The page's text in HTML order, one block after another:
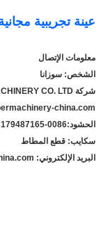
عينة تجريبية
معلومات الإتصال
الشخص: سوزانا
شركة INTER-CHINA RUBBER MACHINERY CO. LTD.
china.com
الحشود:
0086-13179487165
سكايب: قطع المطاط
البريد الإلكتروني: info@rubbermachinery-china.com